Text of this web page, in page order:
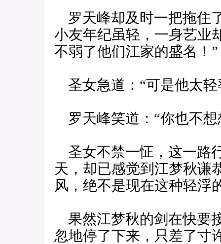
罗天峰却及时一把拖住
小友年纪虽轻，一身艺业
不弱了他们江家的盛名！”
圣女急道：“可是他太轻
罗天峰笑道：“你也不
圣女不禁一怔，这一路
天，却已感觉到江梦秋谦
风，绝不是现在这种轻浮
果然江梦秋的剑在快要
忽地停了下来，只差了寸